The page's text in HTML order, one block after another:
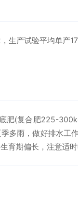
生产试验平均单产
肥(复合肥225-
多雨，做好排水工
育期偏长，注意适时